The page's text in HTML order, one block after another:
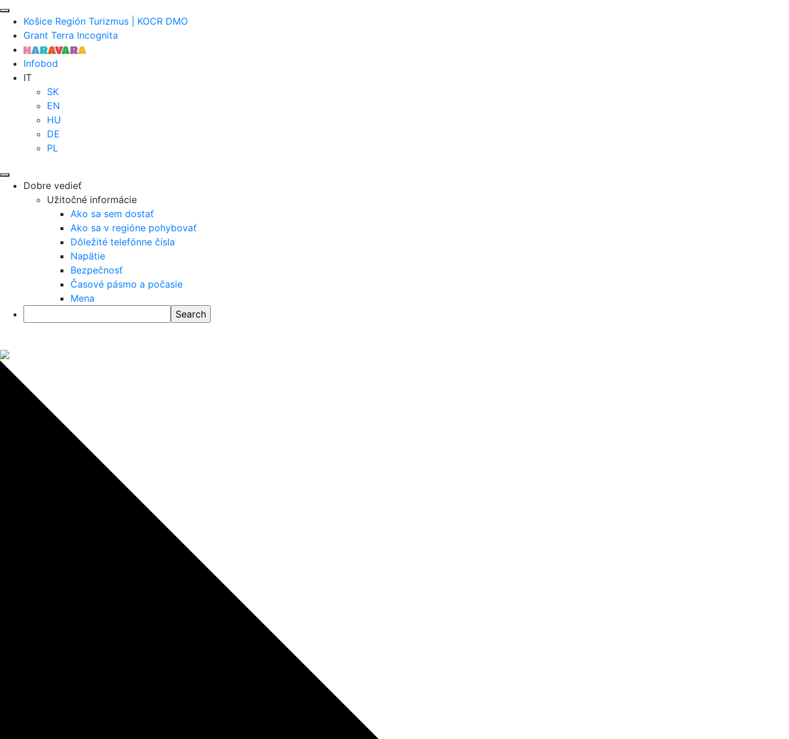
Košice Región Turizmus | KOCR DMO
Grant Terra Incognita
Infobod
IT
SK
EN
HU
DE
PL
Dobre vedieť
Užitočné informácie
Ako sa sem dostať
Ako sa v regióne pohybovať
Dôležité telefónne čísla
Napätie
Bezpečnosť
Časové pásmo a počasie
Mena